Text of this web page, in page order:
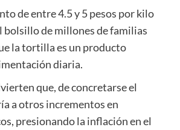
de entre 4.5 y 5 pesos por kilo
bolsillo de millones de familias
la tortilla es un producto
diaria.
que, de concretarse el
a otros incrementos en
presionando la inflación en el